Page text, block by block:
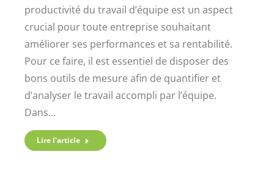
productivité du travail d’équipe est un aspect
crucial pour toute entreprise souhaitant
améliorer ses performances et sa rentabilité.
Pour ce faire, il est essentiel de disposer des
bons outils de mesure afin de quantifier et
d’analyser le travail accompli par l’équipe.
Dans…
Lire l'article